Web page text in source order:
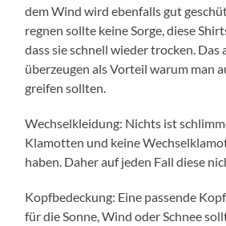
dem Wind wird ebenfalls gut
regnen sollte keine Sorge, diese
dass sie schnell wieder trocken. Das
überzeugen als Vorteil warum man
greifen sollten.
Wechselkleidung: Nichts ist
Klamotten und keine
haben. Daher auf jeden Fall diese
Kopfbedeckung: Eine passende
für die Sonne, Wind oder Schnee